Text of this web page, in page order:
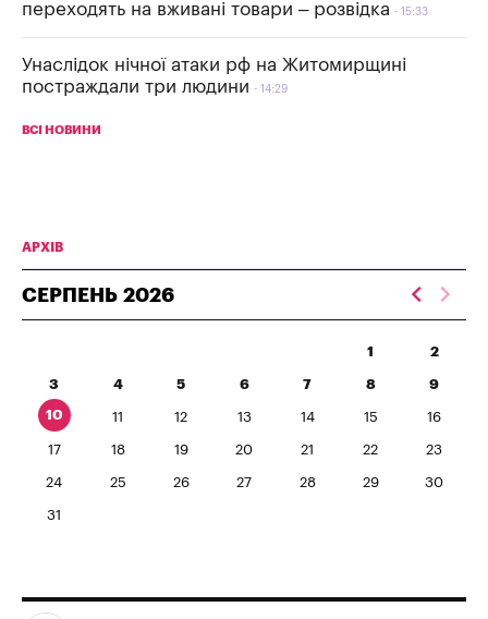
переходять на вживані товари – розвідка
15:33
Унаслідок нічної атаки рф на Житомирщині
постраждали три людини
14:29
ВСІ НОВИНИ
АРХІВ
СЕРПЕНЬ 2026
1 2
3 4 5 6 7 8 9
10 11 12 13 14 15 16
17 18 19 20 21 22 23
24 25 26 27 28 29 30
31